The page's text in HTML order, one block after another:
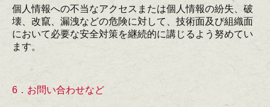
個人情報への不当なアクセスまたは個人情報の紛失、破
壊、改竄、漏洩などの危険に対して、技術面及び組織面
において必要な安全対策を継続的に講じるよう努めてい
ます。
6．お問い合わせなど